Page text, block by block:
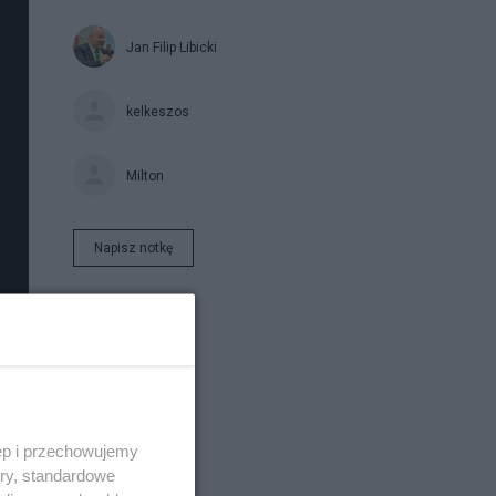
Jan Filip Libicki
kelkeszos
Milton
Napisz notkę
i przechowujemy
standardowe